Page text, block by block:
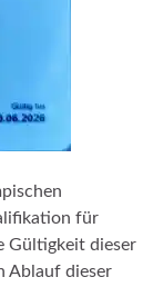
für
Gültigkeit dieser
Ablauf dieser